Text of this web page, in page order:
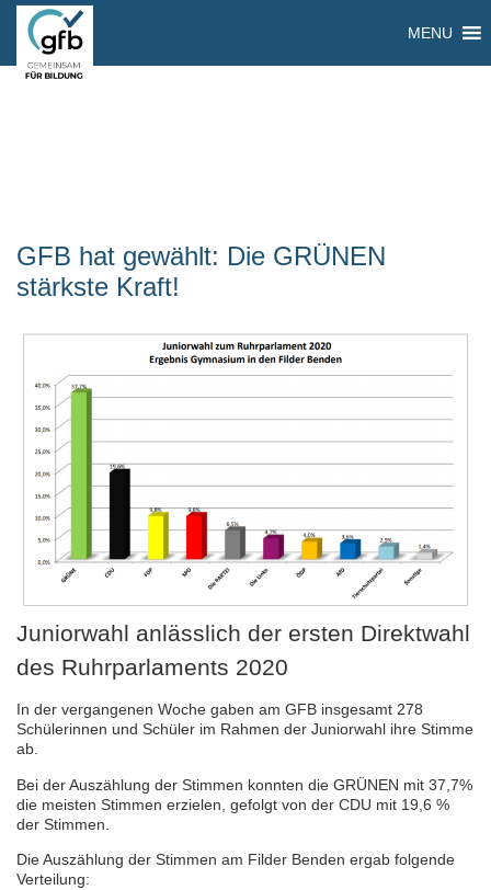
MENU
GFB hat gewählt: Die GRÜNEN
stärkste Kraft!
Juniorwahl anlässlich der ersten Direktwahl
des Ruhrparlaments 2020
In der vergangenen Woche gaben am GFB insgesamt 278
Schülerinnen und Schüler im Rahmen der Juniorwahl ihre Stimme
ab.
Bei der Auszählung der Stimmen konnten die GRÜNEN mit 37,7%
die meisten Stimmen erzielen, gefolgt von der CDU mit 19,6 %
der Stimmen.
Die Auszählung der Stimmen am Filder Benden ergab folgende
Verteilung: